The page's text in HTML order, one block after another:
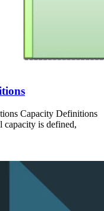
Capacity Definitions
capacity is defined,